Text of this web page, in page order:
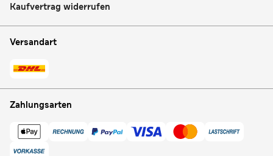
Kaufvertrag widerrufen
Versandart
Zahlungsarten